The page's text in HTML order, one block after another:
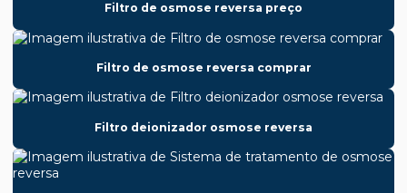
Filtro de osmose reversa preço
Filtro de osmose reversa comprar
Filtro deionizador osmose reversa